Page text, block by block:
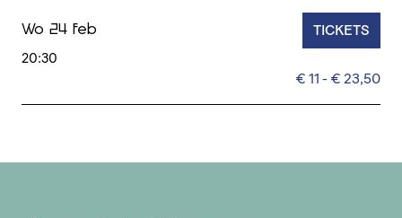
Wo 24 feb
20:30
€ 11 - € 23,50
TICKETS